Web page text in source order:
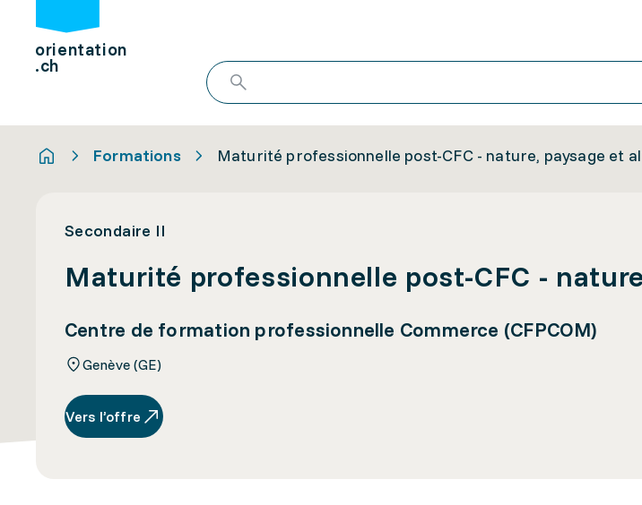
orientation
.ch
Formations Maturité professionnelle post-CFC - nature, paysage et
Secondaire II
Maturité professionnelle post-CFC -
Centre de formation professionnelle Commerce (CFPCOM)
Genève (GE)
Vers l’offre